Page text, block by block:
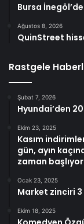
Bursa
Ağustos 8, 2026
QuinStreet
Rastgele
Şubat 7, 2026
Hyundai’den
Ekim 23, 2025
Kasım
gün, ayın
zaman
Ocak 23, 2025
Market zinciri 3
Ekim 18, 2025